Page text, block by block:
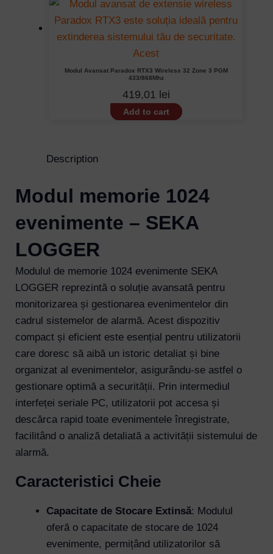
Modul Avansat Paradox RTX3 Wireless 32 Zone 3 PGM
433/868Mhz
419,01 lei
Add to cart
Description
Modul memorie 1024
evenimente – SEKA
LOGGER
Modulul de memorie 1024 evenimente SEKA
LOGGER reprezintă o soluție avansată pentru
monitorizarea și gestionarea evenimentelor din
cadrul sistemelor de alarmă. Acest dispozitiv
compact și eficient este esențial pentru utilizatorii
care doresc să aibă un istoric detaliat și bine
organizat al evenimentelor, asigurându-se astfel o
gestionare optimă a securității. Prin intermediul
interfeței seriale PC, utilizatorii pot accesa și
descărca rapid toate evenimentele înregistrate,
facilitând o analiză detaliată a activității sistemului de
alarmă.
Caracteristici Cheie
Capacitate de Stocare Extinsă: Modulul
oferă o capacitate de stocare de 1024
evenimente, permițând utilizatorilor să